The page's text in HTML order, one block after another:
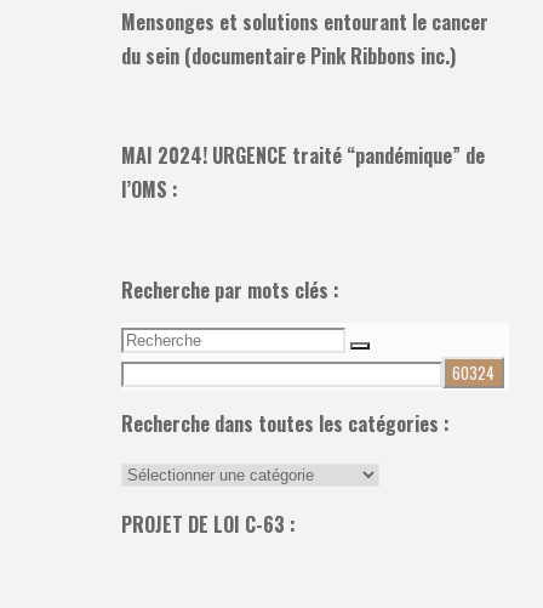
Mensonges et solutions entourant le cancer
du sein (documentaire Pink Ribbons inc.)
MAI 2024! URGENCE traité “pandémique” de
l’OMS :
Recherche par mots clés :
Recherche
pour:
Recherche
Recherche dans toutes les catégories :
Recherche
toutes
PROJET DE LOI C-63 :